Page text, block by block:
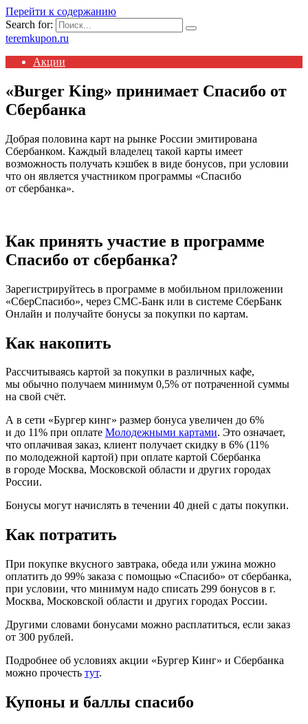
Перейти к содержанию
Search for:
teremkupon.ru
Акции
«Burger King» принимает Спасибо от
Сбербанка
Добрая половина карт на рынке России эмитирована
Сбербанком. Каждый владелец такой карты имеет
возможность получать кэшбек в виде бонусов, при условии
что он является участником программы «Спасибо
от сбербанка».
Как принять участие в программе
Спасибо от сбербанка?
Зарегистрируйтесь в программе в мобильном приложении
«СберСпасибо», через СМС-Банк или в системе СберБанк
Онлайн и получайте бонусы за покупки по картам.
Как накопить
Рассчитываясь картой за покупки в различных кафе,
мы обычно получаем минимум 0,5% от потраченной суммы
на свой счёт.
А в сети «Бургер кинг» размер бонуса увеличен до 6%
и до 11% при оплате Молодежными картами. Это означает,
что оплачивая заказ, клиент получает скидку в 6% (11%
по молодежной картой) при оплате картой Сбербанка
в городе Москва, Московской области и других городах
России.
Бонусы могут начислять в течении 40 дней с даты покупки.
Как потратить
При покупке вкусного завтрака, обеда или ужина можно
оплатить до 99% заказа с помощью «Спасибо» от сбербанка,
при условии, что минимум надо списать 299 бонусов в г.
Москва, Московской области и других городах России.
Другими словами бонусами можно расплатиться, если заказ
от 300 рублей.
Подробнее об условиях акции «Бургер Кинг» и Сбербанка
можно прочесть тут.
Купоны и баллы спасибо